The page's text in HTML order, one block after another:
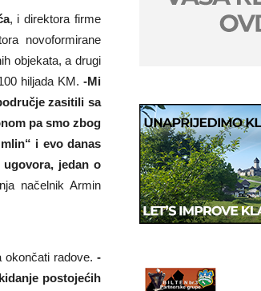
, i direktora firme
novoformirane
objekata, a drugi
hiljada KM. -Mi
zasitili sa
pa smo zbog
i evo danas
jedan o
načelnik Armin
radove. -
postojećih